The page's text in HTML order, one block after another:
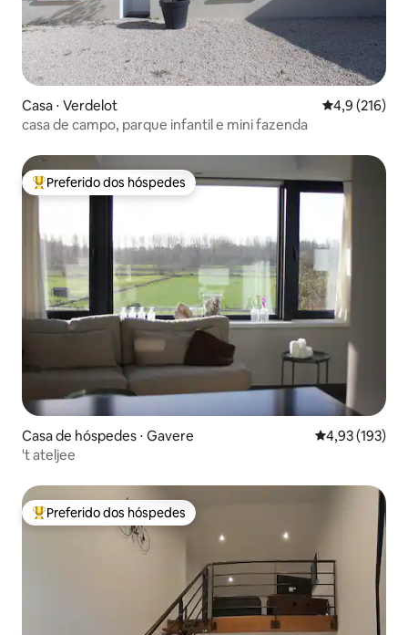
Casa ⋅ Verdelot 4,9 de uma
4,9 (216)
casa de campo, parque infantil e mini fazenda
Entre os melhores preferidos dos hóspedes
Preferido dos hóspedes
Casa de hóspedes ⋅ Gavere 4,93 de uma
4,93 (193)
't ateljee
Entre os melhores preferidos dos hóspedes
Preferido dos hóspedes